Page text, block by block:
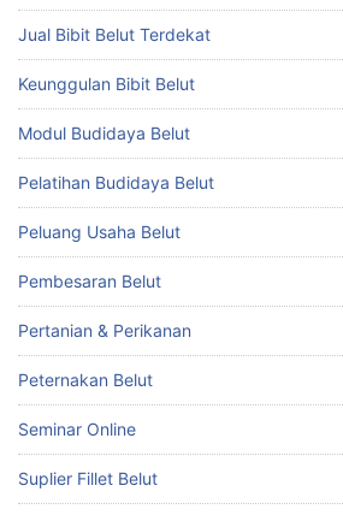
Jual Bibit Belut Terdekat
Keunggulan Bibit Belut
Modul Budidaya Belut
Pelatihan Budidaya Belut
Peluang Usaha Belut
Pembesaran Belut
Pertanian & Perikanan
Peternakan Belut
Seminar Online
Suplier Fillet Belut